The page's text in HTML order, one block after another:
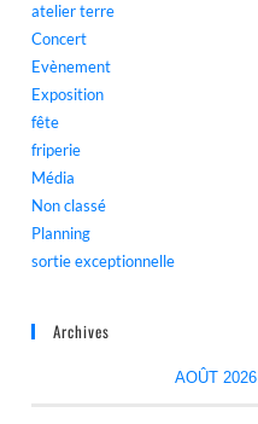
atelier terre
Concert
Evènement
Exposition
fête
friperie
Média
Non classé
Planning
sortie exceptionnelle
Archives
AOÛT 2026